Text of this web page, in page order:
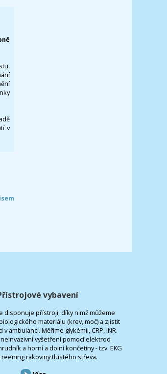
v
vybavení
disponuje přístroji, díky nimž můžeme
materiálu (krev, moč) a zjistit
ambulanci. Měříme glykémii, CRP, INR.
vyšetření pomocí elektrod
a horní a dolní končetiny - tzv. EKG
rakoviny tlustého střeva.